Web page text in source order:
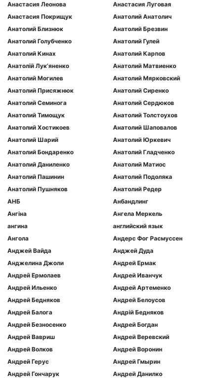
Анастасия Леонова
Анастасия Луговая
Анастасия Покрищук
Анатолий Анатолич
Анатолий Близнюк
Анатолий Брезвин
Анатолий Голубченко
Анатолий Гулей
Анатолий Кинах
Анатолий Карпов
Анатолій Лукʼяненко
Анатолий Матвиенко
Анатолий Могилев
Анатолий Мярковский
Анатолий Присяжнюк
Анатолий Сиренко
Анатолий Семинога
Анатолий Сердюков
Анатолий Тимощук
Анатолий Толстоухов
Анатолий Хостикоев
Анатолий Шаповалов
Анатолий Шарий
Анатолий Юркевич
Анатолий Бондаренко
Анатолий Гладченко
Анатолий Даниленко
Анатолий Матиос
Анатолий Пашинин
Анатолий Подоляка
Анатолий Пушняков
Анатолий Редер
АНБ
Анбандлинг
Ангіна
Ангела Меркель
ангина
английский язык
Ангола
Андерс Фог Расмуссен
Анджей Вайда
Анджей Дуда
Анджелина Джоли
Андрей Ермак
Андрей Ермолаев
Андрей Иванчук
Андрей Ильенко
Андрей Артеменко
Андрей Бедняков
Андрей Белоусов
Андрей Балога
Андрій Бедняков
Андрей Безносенко
Андрей Богдан
Андрей Вавриш
Андрей Веревский
Андрей Волков
Андрей Воронин
Андрей Герус
Андрей Гмырин
Андрей Гончарук
Андрей Данилко